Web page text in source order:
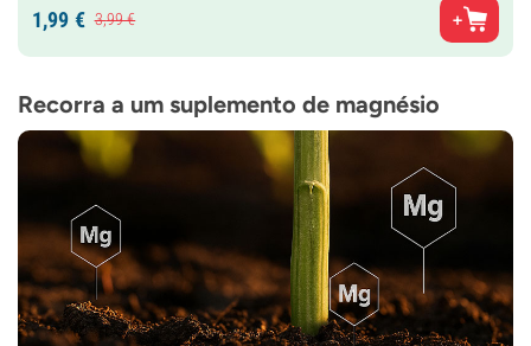
1,99 € 3,99€
Recorra a um suplemento de magnésio